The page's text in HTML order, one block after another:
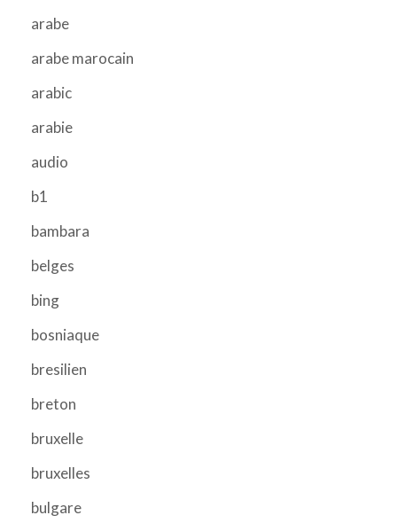
arabe
arabe marocain
arabic
arabie
audio
b1
bambara
belges
bing
bosniaque
bresilien
breton
bruxelle
bruxelles
bulgare